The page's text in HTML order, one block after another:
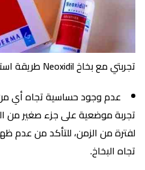
تجربتي مع بخاخ Neoxidil طريقة استعمال
عدم وجود حساسية تجاه أي
تجربة موضعية على جزء صغير من
لفترة من الزمن، للتأكد من
تجاه البخاخ.